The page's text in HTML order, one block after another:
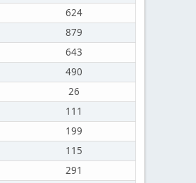
624
879
643
490
26
111
199
115
291